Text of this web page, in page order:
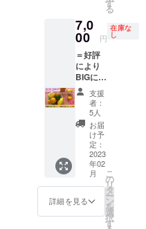
デー
ツ、ヘ
ンプ
シード
ナッ
ツ、
ローカ
カオニ
ブ、キ
ヌアパ
フ、ア
ムラ粉
末、
ショウ
ガ粉
末、ヒ
ハツ、
ターメ
リッ
該当し
ないた
め法令
に基づ
く医
療、診
療行為
ではご
ざいま
せん。
※効果に
は個人
差があ
ります
ので予
めご了
承くだ
さい。
※有効期
し、首
とデコ
ルテの
トリー
トメン
ト ※詳
細は
メール
にて調
整いた
しま
す。 ※
現地ま
での交
負担く
ださ
にて調
整 ・時
間：2時
間 ・場
所：対
面／
zoom（
視聴環
境：PC
／スマ
ホ） ※
詳細は
メール
にて調
整いた
す。 ※
対面の
期がズ
レた場
間掲載
しま
す）
考欄に
ひとこ
とと一
緒に
Twitter
アカウ
ントを
記載い
ただく
と、タ
グ付け
させて
いただ
きま
す。 あ
なたの
センス
けられ
る権利
です。
通常価
格
88,000
円のと
ころ、
特別価
格の
77,000
円とお
得で
す！ ■
以下の
業務を
行いま
す
る
7,0
00 円
在庫な
し
＝好評
により
BIGに
なって
追加！
＝ 【季
節のわ
かやま
フルー
ツ便お
ためし
セット
100】
cafeRel
ierの
monam
支援
者：
5人
お届
け予
定：
2023
年02
月
詳細を見る
こ
の
リ
タ
ー
ン
を
選
択
す